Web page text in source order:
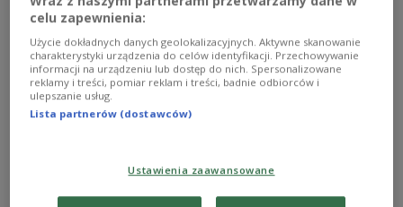
celu zapewnienia:
Użycie dokładnych danych geolokalizacyjnych. Aktywne skanowanie
charakterystyki urządzenia do celów identyfikacji. Przechowywanie
informacji na urządzeniu lub dostęp do nich. Spersonalizowane
reklamy i treści, pomiar reklam i treści, badnie odbiorców i
ulepszanie usług.
Lista partnerów (dostawców)
Ustawienia zaawansowane